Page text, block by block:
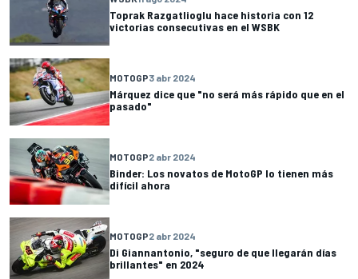
Toprak Razgatlioglu hace historia con 12
victorias consecutivas en el WSBK
MOTOGP3 abr 2024
Márquez dice que "no será más rápido que en el
pasado"
MOTOGP2 abr 2024
Binder: Los novatos de MotoGP lo tienen más
difícil ahora
MOTOGP2 abr 2024
Di Giannantonio, "seguro de que llegarán días
brillantes" en 2024